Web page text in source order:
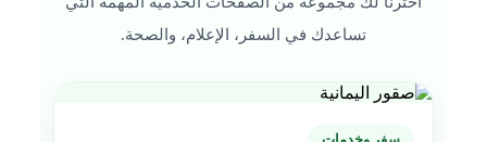
تساعدك في السفر، الإعلام، والصحة.